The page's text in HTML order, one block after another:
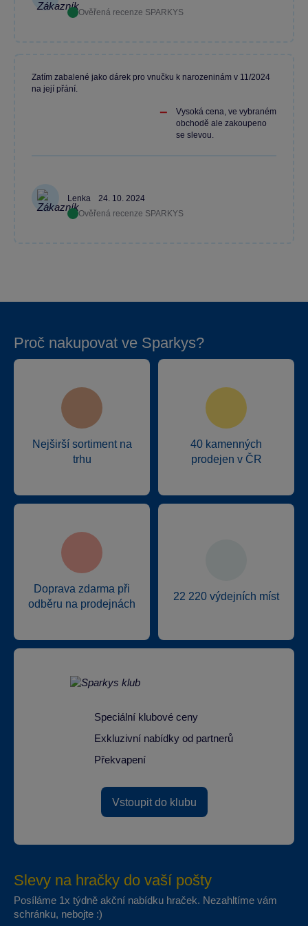
Ověřená recenze SPARKYS
Lenka
24. 10. 2024
Ověřená recenze SPARKYS
Zatím zabalené jako dárek pro vnučku k narozeninám v 11/2024
na její přání.
Vysoká cena, ve vybraném
obchodě ale zakoupeno
se slevou.
Proč nakupovat ve Sparkys?
Nejširší sortiment na
trhu
40 kamenných
prodejen v ČR
Doprava zdarma při
odběru na prodejnách
22 220 výdejních míst
Speciální klubové ceny
Exkluzivní nabídky od partnerů
Překvapení
Vstoupit do klubu
Slevy na hračky do vaší pošty
Posíláme 1x týdně akční nabídku hraček. Nezahltíme vám
schránku, nebojte :)